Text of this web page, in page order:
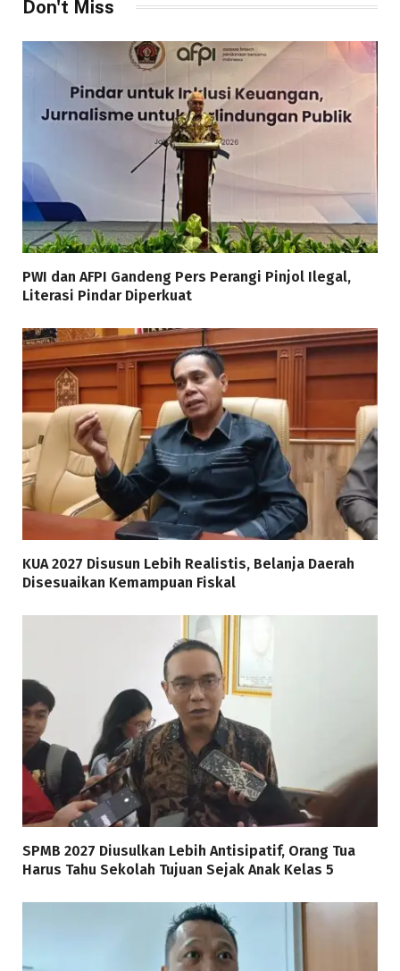
Don't Miss
PWI dan AFPI Gandeng Pers Perangi Pinjol Ilegal,
Literasi Pindar Diperkuat
KUA 2027 Disusun Lebih Realistis, Belanja Daerah
Disesuaikan Kemampuan Fiskal
SPMB 2027 Diusulkan Lebih Antisipatif, Orang Tua
Harus Tahu Sekolah Tujuan Sejak Anak Kelas 5